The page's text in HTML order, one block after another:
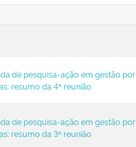
de pesquisa-ação em gestão por
resumo da 4ª reunião
de pesquisa-ação em gestão por
resumo da 3ª reunião